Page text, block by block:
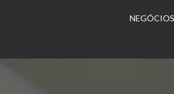
NEGÓCIOS